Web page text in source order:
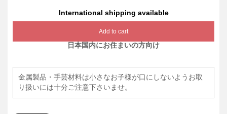
International shipping available
Add to cart
日本国内にお住まいの方向け
金属製品・手芸材料は小さなお子様が口にしないようお取
り扱いには十分ご注意下さいませ。